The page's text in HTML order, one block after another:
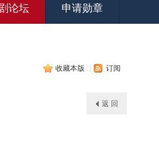
论坛 申请勋章
收藏本版 订阅
返 回